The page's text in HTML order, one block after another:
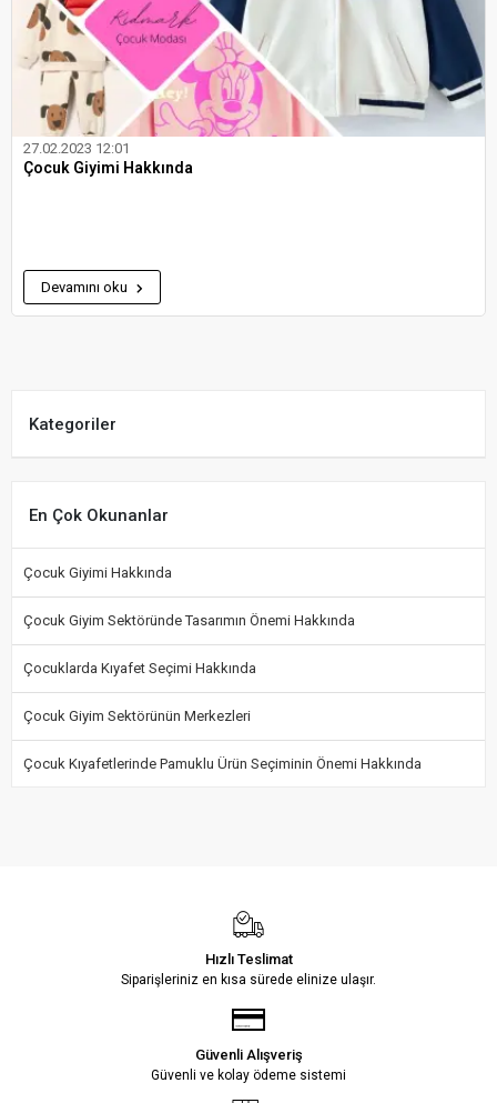
27.02.2023 12:01
Çocuk Giyimi Hakkında
Devamını oku
Kategoriler
En Çok Okunanlar
Çocuk Giyimi Hakkında
Çocuk Giyim Sektöründe Tasarımın Önemi Hakkında
Çocuklarda Kıyafet Seçimi Hakkında
Çocuk Giyim Sektörünün Merkezleri
Çocuk Kıyafetlerinde Pamuklu Ürün Seçiminin Önemi Hakkında
Hızlı Teslimat
Siparişleriniz en kısa sürede elinize ulaşır.
Güvenli Alışveriş
Güvenli ve kolay ödeme sistemi